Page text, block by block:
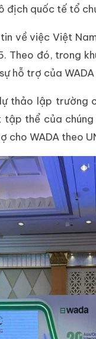
địch quốc tế tổ
về việc Việt
đó, trong
hỗ trợ của
thảo lập trường
tập thể của
WADA theo